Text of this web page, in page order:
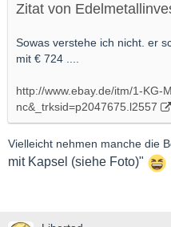
Zitat von
Sowas verstehe ich nicht. er
mit € 724 ....
http://www.ebay.de/itm/1-KG-
nc&_trksid=p2047675.l2557
Vielleicht nehmen manche die
mit Kapsel (siehe Foto)"